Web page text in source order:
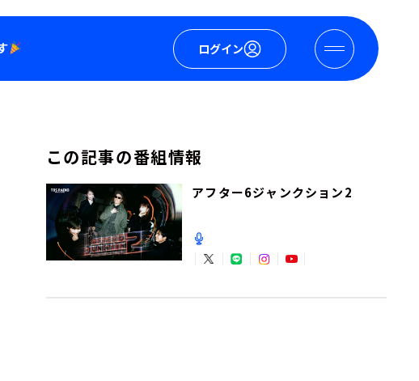
ログイン
この記事の番組情報
アフター6ジャンクション2